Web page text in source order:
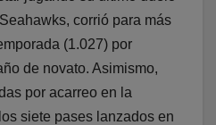
corrió para más
(1.027) por
de novato. Asimismo,
por acarreo en la
siete pases lanzados en